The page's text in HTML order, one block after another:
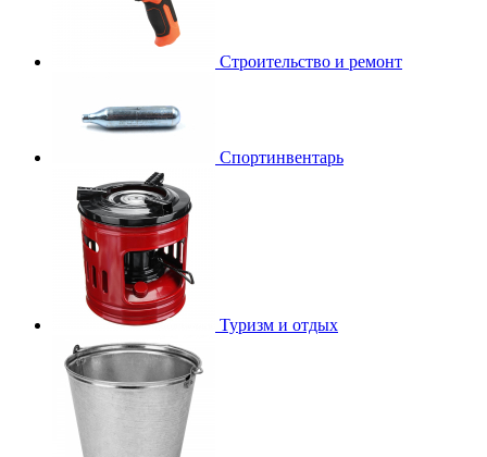
Строительство и ремонт
Спортинвентарь
Туризм и отдых